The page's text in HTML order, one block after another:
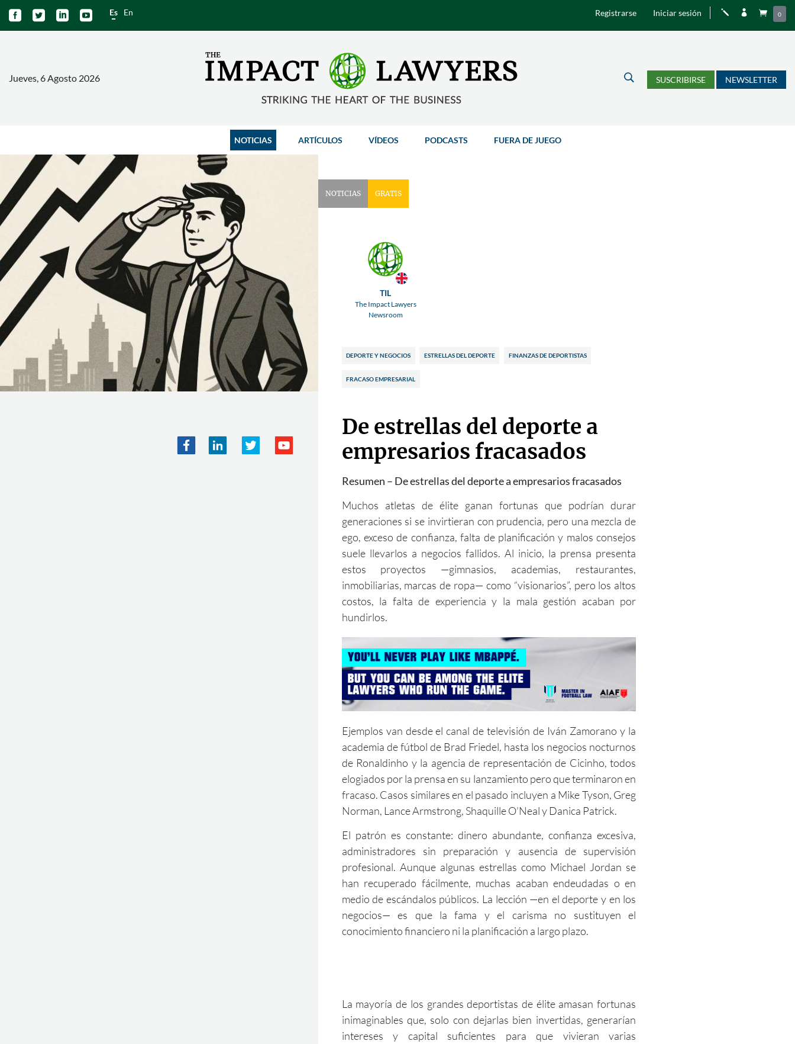
    Es En Registrarse Iniciar sesión j   0
Jueves, 6 Agosto 2026 U SUSCRIBIRSE NEWSLETTER
NOTICIAS ARTÍCULOS VÍDEOS PODCASTS FUERA DE JUEGO
NOTICIAS GRATIS
TIL
The Impact Lawyers
Newsroom
DEPORTE Y NEGOCIOS ESTRELLAS DEL DEPORTE FINANZAS DE DEPORTISTAS
FRACASO EMPRESARIAL
De estrellas del deporte a
empresarios fracasados
Resumen – De estrellas del deporte a empresarios fracasados
Muchos atletas de élite ganan fortunas que podrían durar
generaciones si se invirtieran con prudencia, pero una mezcla de
ego, exceso de confianza, falta de planificación y malos consejos
suele llevarlos a negocios fallidos. Al inicio, la prensa presenta
estos proyectos —gimnasios, academias, restaurantes,
inmobiliarias, marcas de ropa— como “visionarios”, pero los altos
costos, la falta de experiencia y la mala gestión acaban por
hundirlos.
Ejemplos van desde el canal de televisión de Iván Zamorano y la
academia de fútbol de Brad Friedel, hasta los negocios nocturnos
de Ronaldinho y la agencia de representación de Cicinho, todos
elogiados por la prensa en su lanzamiento pero que terminaron en
fracaso. Casos similares en el pasado incluyen a Mike Tyson, Greg
Norman, Lance Armstrong, Shaquille O’Neal y Danica Patrick.
El patrón es constante: dinero abundante, confianza excesiva,
administradores sin preparación y ausencia de supervisión
profesional. Aunque algunas estrellas como Michael Jordan se
han recuperado fácilmente, muchas acaban endeudadas o en
medio de escándalos públicos. La lección —en el deporte y en los
negocios— es que la fama y el carisma no sustituyen el
conocimiento financiero ni la planificación a largo plazo.
La mayoría de los grandes deportistas de élite amasan fortunas
inimaginables que, solo con dejarlas bien invertidas, generarían
intereses y capital suficientes para que vivieran varias